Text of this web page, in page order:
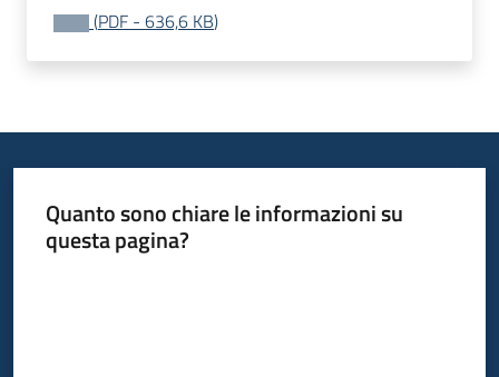
(PDF - 636,6 KB)
Quanto sono chiare le informazioni su
questa pagina?